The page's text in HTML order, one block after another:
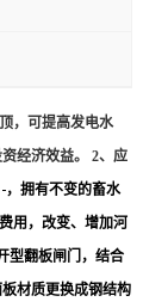
，可提高发电水
经济效益。 2、应
，拥有不变的畜水
用，改变、增加河
型翻板闸门，结合
材质更换成钢结构